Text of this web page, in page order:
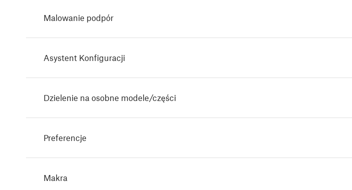
Malowanie podpór
Asystent Konfiguracji
Dzielenie na osobne modele/części
Preferencje
Makra